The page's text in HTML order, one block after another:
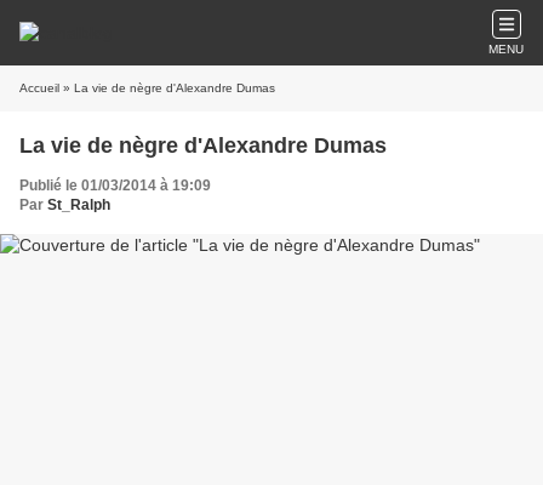
MENU
Accueil » La vie de nègre d'Alexandre Dumas
La vie de nègre d'Alexandre Dumas
Publié le 01/03/2014 à 19:09
Par St_Ralph